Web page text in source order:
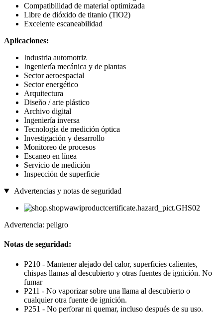
Compatibilidad de material optimizada
Libre de dióxido de titanio (TiO2)
Excelente escaneabilidad
Aplicaciones:
Industria automotriz
Ingeniería mecánica y de plantas
Sector aeroespacial
Sector energético
Arquitectura
Diseño / arte plástico
Archivo digital
Ingeniería inversa
Tecnología de medición óptica
Investigación y desarrollo
Monitoreo de procesos
Escaneo en línea
Servicio de medición
Inspección de superficie
Advertencias y notas de seguridad
Advertencia: peligro
Notas de seguridad:
P210 - Mantener alejado del calor, superficies calientes,
chispas llamas al descubierto y otras fuentes de ignición. No
fumar
P211 - No vaporizar sobre una llama al descubierto o
cualquier otra fuente de ignición.
P251 - No perforar ni quemar, incluso después de su uso.